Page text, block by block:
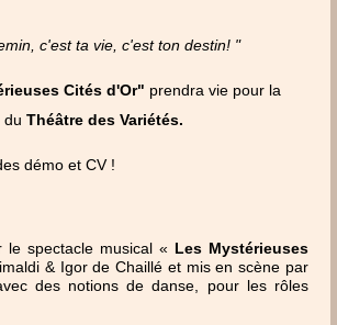
c'est ta vie, c'est ton destin! "
Cités d'Or" prendra vie pour la
du Théâtre des Variétés.
démo et CV !
le spectacle musical « Les Mystérieuses
& Igor de Chaillé et mis en scène par
des notions de danse, pour les rôles